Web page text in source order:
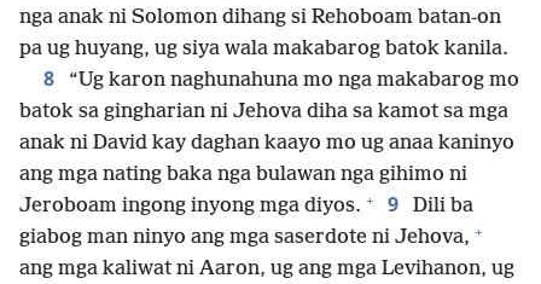
nga anak ni Solomon dihang si Rehoboam batan-on
pa ug huyang, ug siya wala makabarog batok kanila.
8
“Ug karon naghunahuna mo nga makabarog mo
batok sa gingharian ni Jehova diha sa kamot sa mga
anak ni David kay daghan kaayo mo ug anaa kaninyo
ang mga nating baka nga bulawan nga gihimo ni
Jeroboam ingong inyong mga diyos. + 9
Dili ba
giabog man ninyo ang mga saserdote ni Jehova, +
ang mga kaliwat ni Aaron, ug ang mga Levihanon, ug